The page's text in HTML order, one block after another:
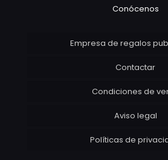
Conócenos
Empresa de regalos
Contactar
Condiciones de
Aviso legal
Políticas de